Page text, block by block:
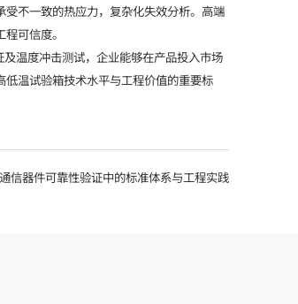
不一致的热应力，复杂化失效分析。高端
可信度。
温度冲击测试，企业能够在产品投入市场
温试验箱技术水平与工程价值的重要标
信器件可靠性验证中的标准体系与工程实践